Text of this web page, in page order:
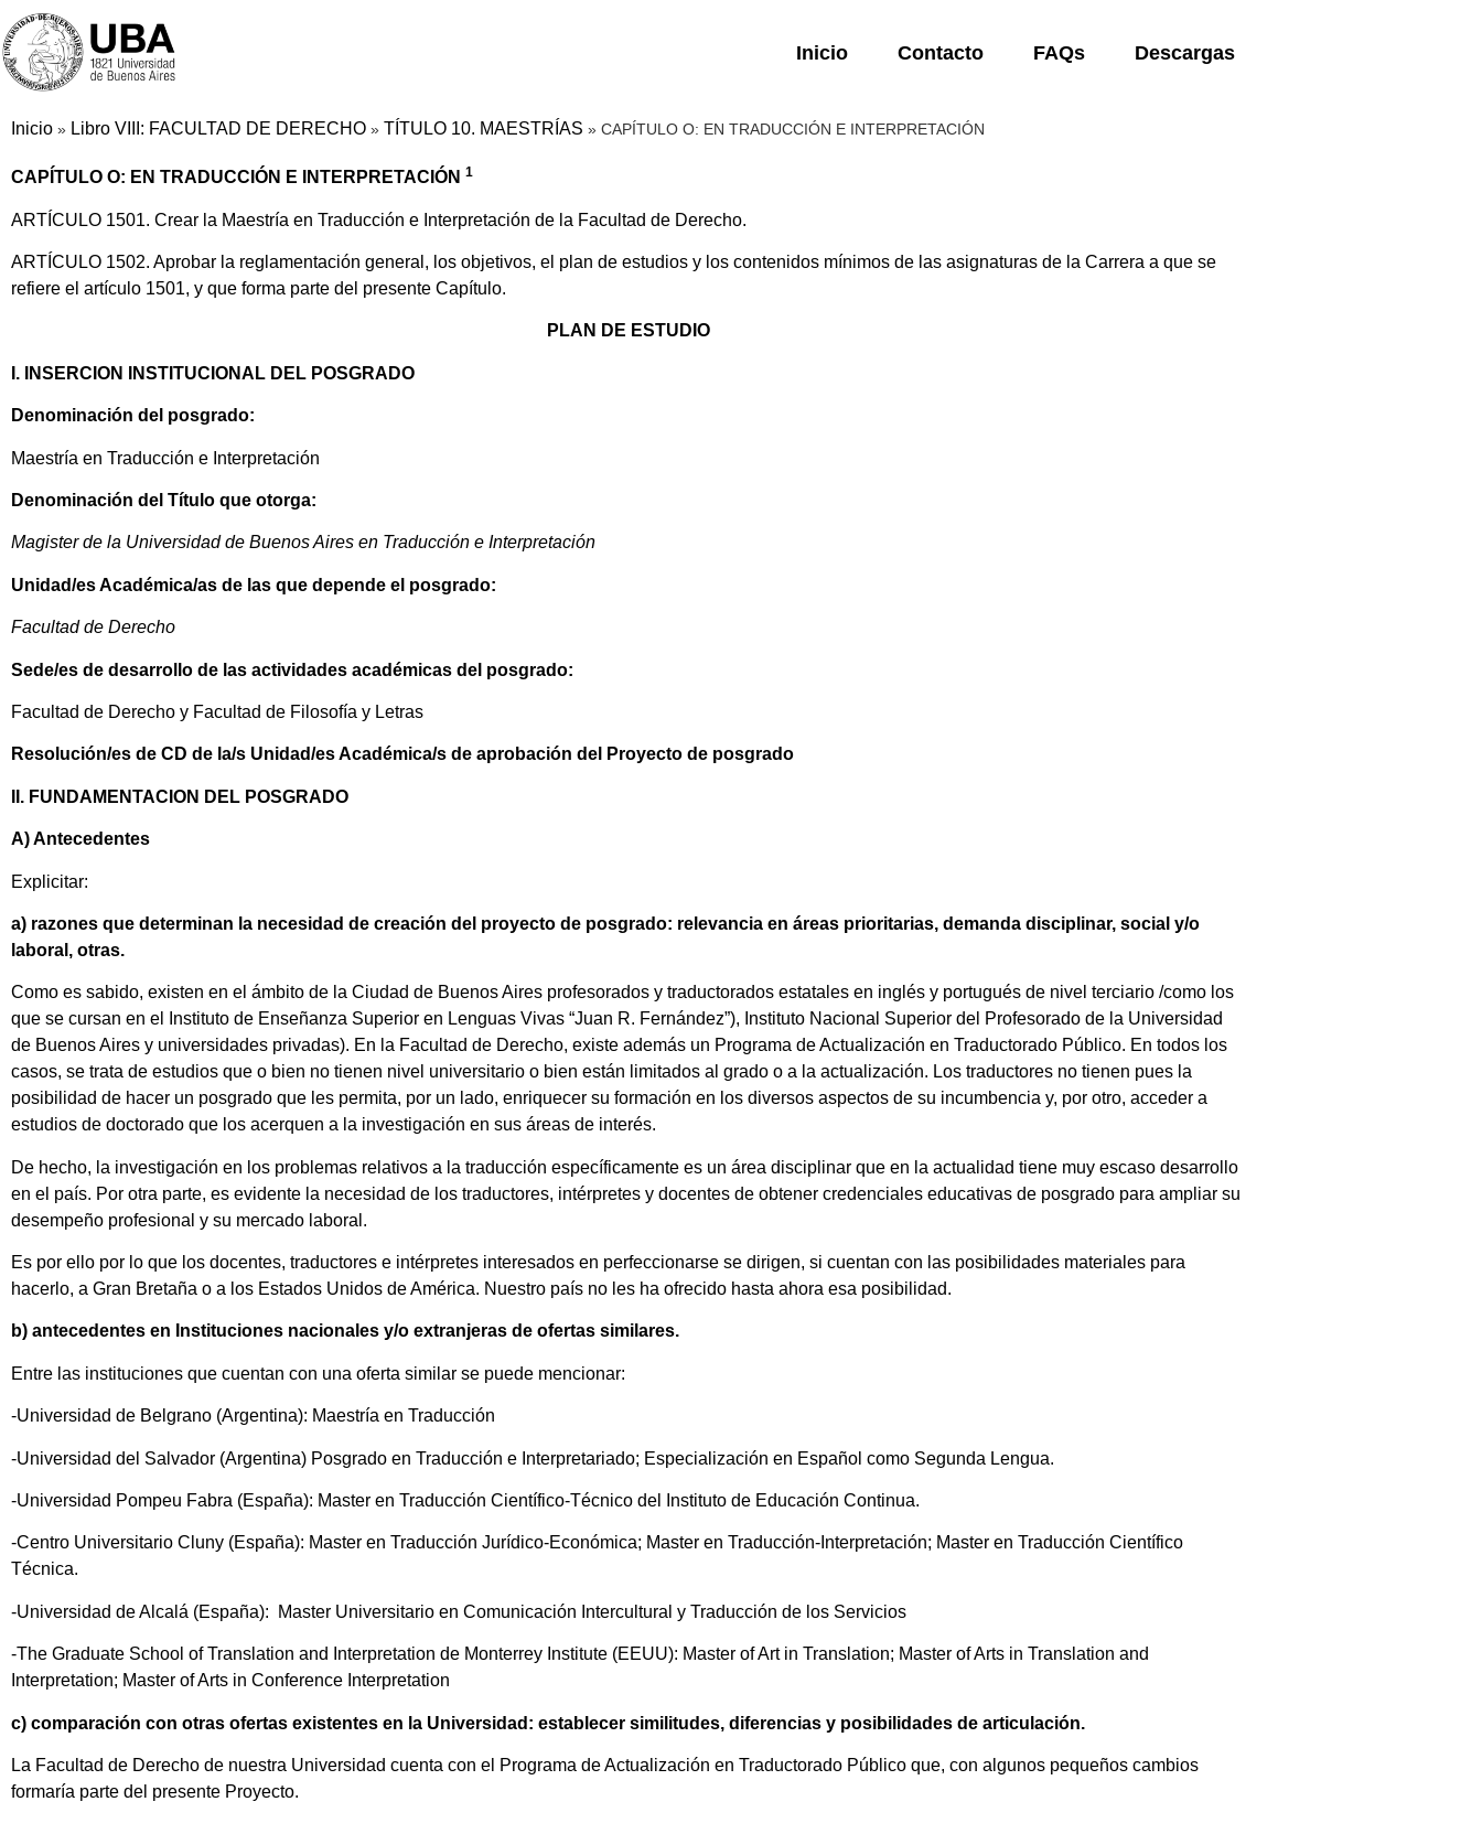
Inicio Contacto FAQs Descargas
Inicio » Libro VIII: FACULTAD DE DERECHO » TÍTULO 10. MAESTRÍAS » CAPÍTULO O: EN TRADUCCIÓN E INTERPRETACIÓN
CAPÍTULO O: EN TRADUCCIÓN E INTERPRETACIÓN 1
ARTÍCULO 1501. Crear la Maestría en Traducción e Interpretación de la Facultad de Derecho.
ARTÍCULO 1502. Aprobar la reglamentación general, los objetivos, el plan de estudios y los contenidos mínimos de las asignaturas de la Carrera a que se
refiere el artículo 1501, y que forma parte del presente Capítulo.
PLAN DE ESTUDIO
I. INSERCION INSTITUCIONAL DEL POSGRADO
Denominación del posgrado:
Maestría en Traducción e Interpretación
Denominación del Título que otorga:
Magister de la Universidad de Buenos Aires en Traducción e Interpretación
Unidad/es Académica/as de las que depende el posgrado:
Facultad de Derecho
Sede/es de desarrollo de las actividades académicas del posgrado:
Facultad de Derecho y Facultad de Filosofía y Letras
Resolución/es de CD de la/s Unidad/es Académica/s de aprobación del Proyecto de posgrado
II. FUNDAMENTACION DEL POSGRADO
A) Antecedentes
Explicitar:
a) razones que determinan la necesidad de creación del proyecto de posgrado: relevancia en áreas prioritarias, demanda disciplinar, social y/o
laboral, otras.
Como es sabido, existen en el ámbito de la Ciudad de Buenos Aires profesorados y traductorados estatales en inglés y portugués de nivel terciario /como los
que se cursan en el Instituto de Enseñanza Superior en Lenguas Vivas “Juan R. Fernández”), Instituto Nacional Superior del Profesorado de la Universidad
de Buenos Aires y universidades privadas). En la Facultad de Derecho, existe además un Programa de Actualización en Traductorado Público. En todos los
casos, se trata de estudios que o bien no tienen nivel universitario o bien están limitados al grado o a la actualización. Los traductores no tienen pues la
posibilidad de hacer un posgrado que les permita, por un lado, enriquecer su formación en los diversos aspectos de su incumbencia y, por otro, acceder a
estudios de doctorado que los acerquen a la investigación en sus áreas de interés.
De hecho, la investigación en los problemas relativos a la traducción específicamente es un área disciplinar que en la actualidad tiene muy escaso desarrollo
en el país. Por otra parte, es evidente la necesidad de los traductores, intérpretes y docentes de obtener credenciales educativas de posgrado para ampliar su
desempeño profesional y su mercado laboral.
Es por ello por lo que los docentes, traductores e intérpretes interesados en perfeccionarse se dirigen, si cuentan con las posibilidades materiales para
hacerlo, a Gran Bretaña o a los Estados Unidos de América. Nuestro país no les ha ofrecido hasta ahora esa posibilidad.
b) antecedentes en Instituciones nacionales y/o extranjeras de ofertas similares.
Entre las instituciones que cuentan con una oferta similar se puede mencionar:
-Universidad de Belgrano (Argentina): Maestría en Traducción
-Universidad del Salvador (Argentina) Posgrado en Traducción e Interpretariado; Especialización en Español como Segunda Lengua.
-Universidad Pompeu Fabra (España): Master en Traducción Científico-Técnico del Instituto de Educación Continua.
-Centro Universitario Cluny (España): Master en Traducción Jurídico-Económica; Master en Traducción-Interpretación; Master en Traducción Científico
Técnica.
-Universidad de Alcalá (España): Master Universitario en Comunicación Intercultural y Traducción de los Servicios
-The Graduate School of Translation and Interpretation de Monterrey Institute (EEUU): Master of Art in Translation; Master of Arts in Translation and
Interpretation; Master of Arts in Conference Interpretation
c) comparación con otras ofertas existentes en la Universidad: establecer similitudes, diferencias y posibilidades de articulación.
La Facultad de Derecho de nuestra Universidad cuenta con el Programa de Actualización en Traductorado Público que, con algunos pequeños cambios
formaría parte del presente Proyecto.